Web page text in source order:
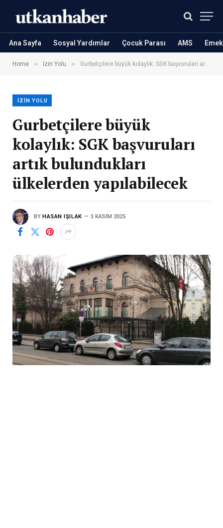
Ana Sayfa Sosyal Yardımlar Çocuk Parası AMS
Home » İzin Yolu » Gurbetçilere büyük kolaylık: SGK başvuruları artık bulundukları ülkelerden yapılabilecek
İZIN YOLU
Gurbetçilere büyük
kolaylık: SGK başvuruları
artık bulundukları
ülkelerden yapılabilecek
BY HASAN IŞILAK 3 KASIM 2025